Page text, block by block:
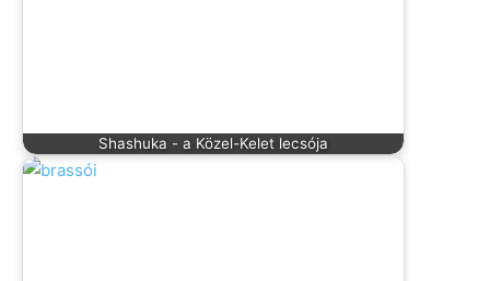
Shashuka - a Közel-Kelet lecsója